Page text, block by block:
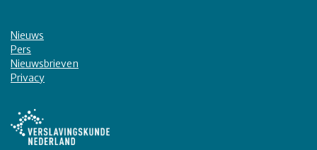
Nieuws
Pers
Nieuwsbrieven
Privacy